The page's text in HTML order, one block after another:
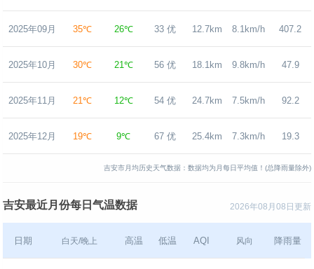
2025年09月 35℃ 26℃ 33 优 12.7km 8.1km/h 407.2
2025年10月 30℃ 21℃ 56 优 18.1km 9.8km/h 47.9
2025年11月 21℃ 12℃ 54 优 24.7km 7.5km/h 92.2
2025年12月 19℃ 9℃ 67 优 25.4km 7.3km/h 19.3
吉安市月均历史天气数据：数据均为月每日平均值！(总降雨量除外)
2026年08月08日更新
吉安最近月份每日气温数据
日期 白天/晚上 高温 低温 AQI 风向 降雨量